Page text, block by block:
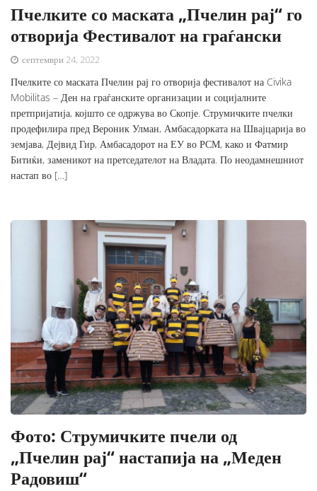
Пчелките со маската „Пчелин рај“ го
отворија Фестивалот на граѓански
септември 24, 2022
Пчелките со маската Пчелин рај го отворија фестивалот на Civika
Mobilitas – Ден на граѓанските организации и социјалните
претпријатија, којшто се одржува во Скопје. Струмичките пчелки
продефилира пред Вероник Улман, Амбасадорката на Швајцарија во
земјава, Дејвид Гир, Амбасадорот на ЕУ во РСМ, како и Фатмир
Битиќи, заменикот на претседателот на Владата. По неодамнешниот
настап во […]
Фото: Струмичките пчели од
„Пчелин рај“ настапија на „Меден
Радовиш“